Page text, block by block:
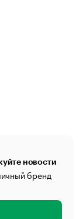
новости
бренд